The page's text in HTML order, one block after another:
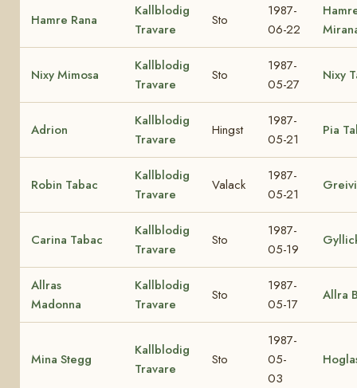
Hamre Rana
Kallblodig
Travare
Sto
1987-
06-22
Nixy Mimosa
Kallblodig
Travare
Sto
1987-
05-27
Nixy
Adrion
Kallblodig
Travare
Hingst
1987-
05-21
Pia
Robin Tabac
Kallblodig
Travare
Valack
1987-
05-21
Carina Tabac
Kallblodig
Travare
Sto
1987-
05-19
Allras
Madonna
Kallblodig
Travare
Sto
1987-
05-17
Allra
Mina Stegg
Kallblodig
Travare
Sto
1987-
05-
03